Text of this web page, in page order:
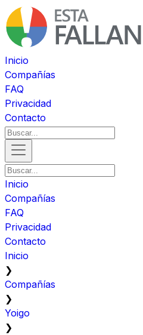
Inicio
Compañías
FAQ
Privacidad
Contacto
Inicio
Compañías
FAQ
Privacidad
Contacto
Inicio
❯
Compañías
❯
Yoigo
❯